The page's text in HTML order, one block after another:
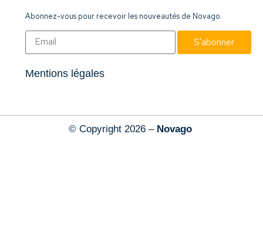
Abonnez-vous pour recevoir les nouveautés de Novago.
S'abonner
Mentions légales
© Copyright 2026 – Novago